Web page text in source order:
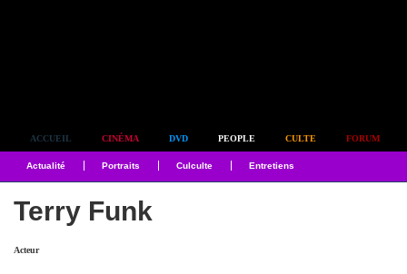
ACCUEIL CINÉMA DVD PEOPLE CULTE FORUM
Actualité Portraits Culculte Entretiens
Terry Funk
Acteur